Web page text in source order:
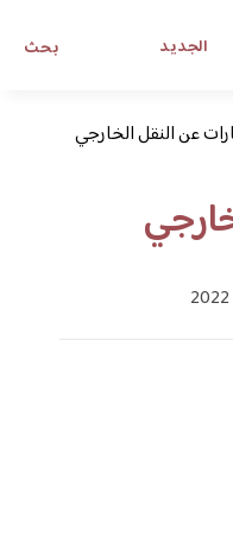
بحث الجديد
العصرية
يهمك
عن النقل الخارجي